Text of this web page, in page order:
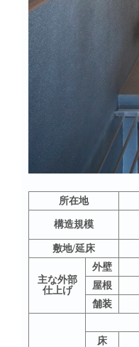
所在地
構造規模
敷地/延床
主な外部
仕上げ
外壁
屋根
舗装
床